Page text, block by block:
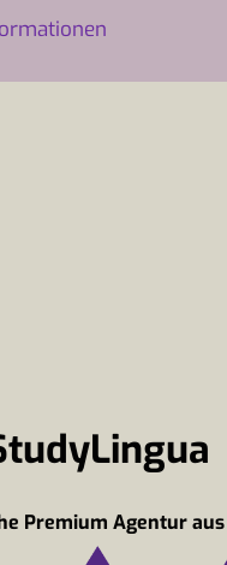
Premium Agentur